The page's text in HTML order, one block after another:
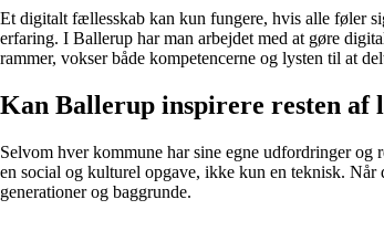
Et digitalt fællesskab kan kun fungere, hvis alle føler
erfaring. I Ballerup har man arbejdet med at gøre
rammer, vokser både kompetencerne og lysten til at
Kan Ballerup inspirere resten af
Selvom hver kommune har sine egne udfordringer
en social og kulturel opgave, ikke kun en teknisk.
generationer og baggrunde.